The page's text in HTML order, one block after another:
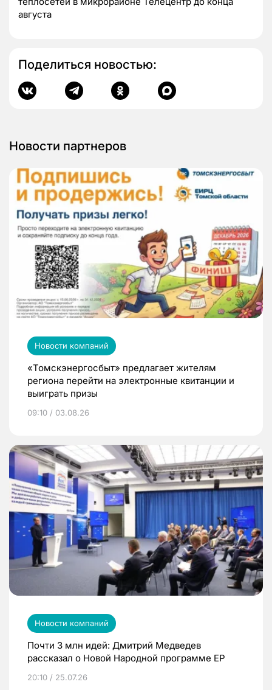
августа
Поделиться новостью:
Новости партнеров
Новости компаний
«Томскэнергосбыт» предлагает жителям
региона перейти на электронные квитанции и
выиграть призы
09:10 / 03.08.26
Новости компаний
Почти 3 млн идей: Дмитрий Медведев
рассказал о Новой Народной программе ЕР
20:10 / 25.07.26